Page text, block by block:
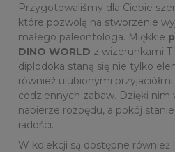
Przygotowaliśmy dla Ciebie
które pozwolą na stworzenie
małego paleontologa. Miękkie
DINO WORLD z wizerunkami
diplodoka staną się nie tylko
również ulubionymi
codziennych zabaw. Dzięki nim
nabierze rozpędu, a pokój
radości.
W kolekcji są dostępne również